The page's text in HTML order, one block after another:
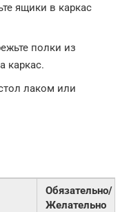
ящики в каркас
полки из
каркас.
лаком или
Обязательно/
Желательно